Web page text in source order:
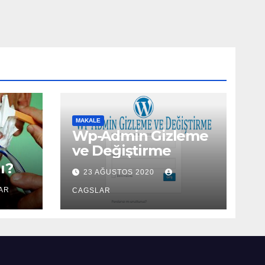
MAKALE
Wp-Admin Gizleme
ve Değiştirme
23 AĞUSTOS 2020
CAGSLAR